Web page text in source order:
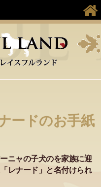
ードのお手紙
ニャの子犬のを家族に迎
レナード」と名付けられ